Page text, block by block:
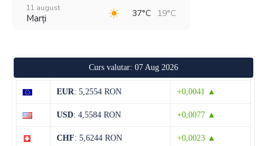
11 august
Marți 37°C 19°C
28°C 14°C
Vineri
15 august
Curs valutar: 07 Aug 2026
EUR: 5,2554 RON +0,0041 ▲
USD: 4,5584 RON +0,0077 ▲
CHF: 5,6244 RON +0,0023 ▲